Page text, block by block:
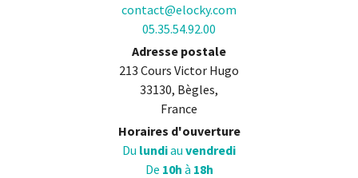
contact@elocky.com
05.35.54.92.00
Adresse postale
213 Cours Victor Hugo
33130, Bègles,
France
Horaires d'ouverture
Du lundiau vendredi
De 10h à 18h